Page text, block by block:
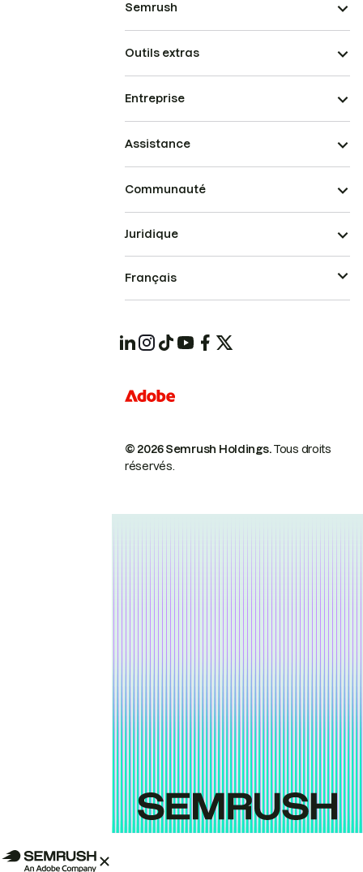
Semrush
Outils extras
Entreprise
Assistance
Communauté
© 2026 Semrush Holdings.Tous droits
réservés.
Juridique
Français